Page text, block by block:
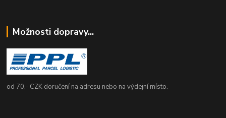
Možnosti dopravy...
od 70,- CZK doručení na adresu nebo na výdejní místo.